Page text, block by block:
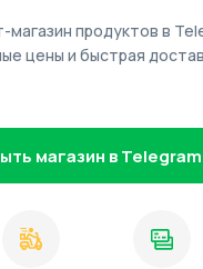
магазин продуктов в
цены и быстрая
магазин в Telegram